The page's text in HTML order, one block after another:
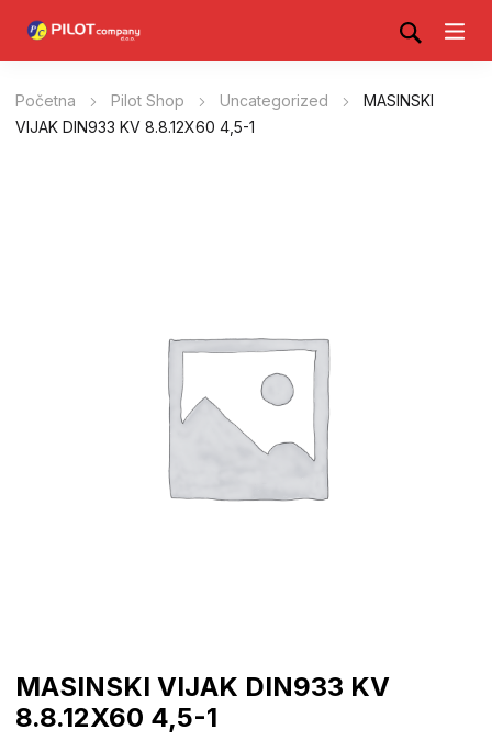
Početna Pilot Shop Uncategorized
MASINSKI
VIJAK DIN933 KV 8.8.12X60 4,5-1
MASINSKI VIJAK DIN933 KV
8.8.12X60 4,5-1